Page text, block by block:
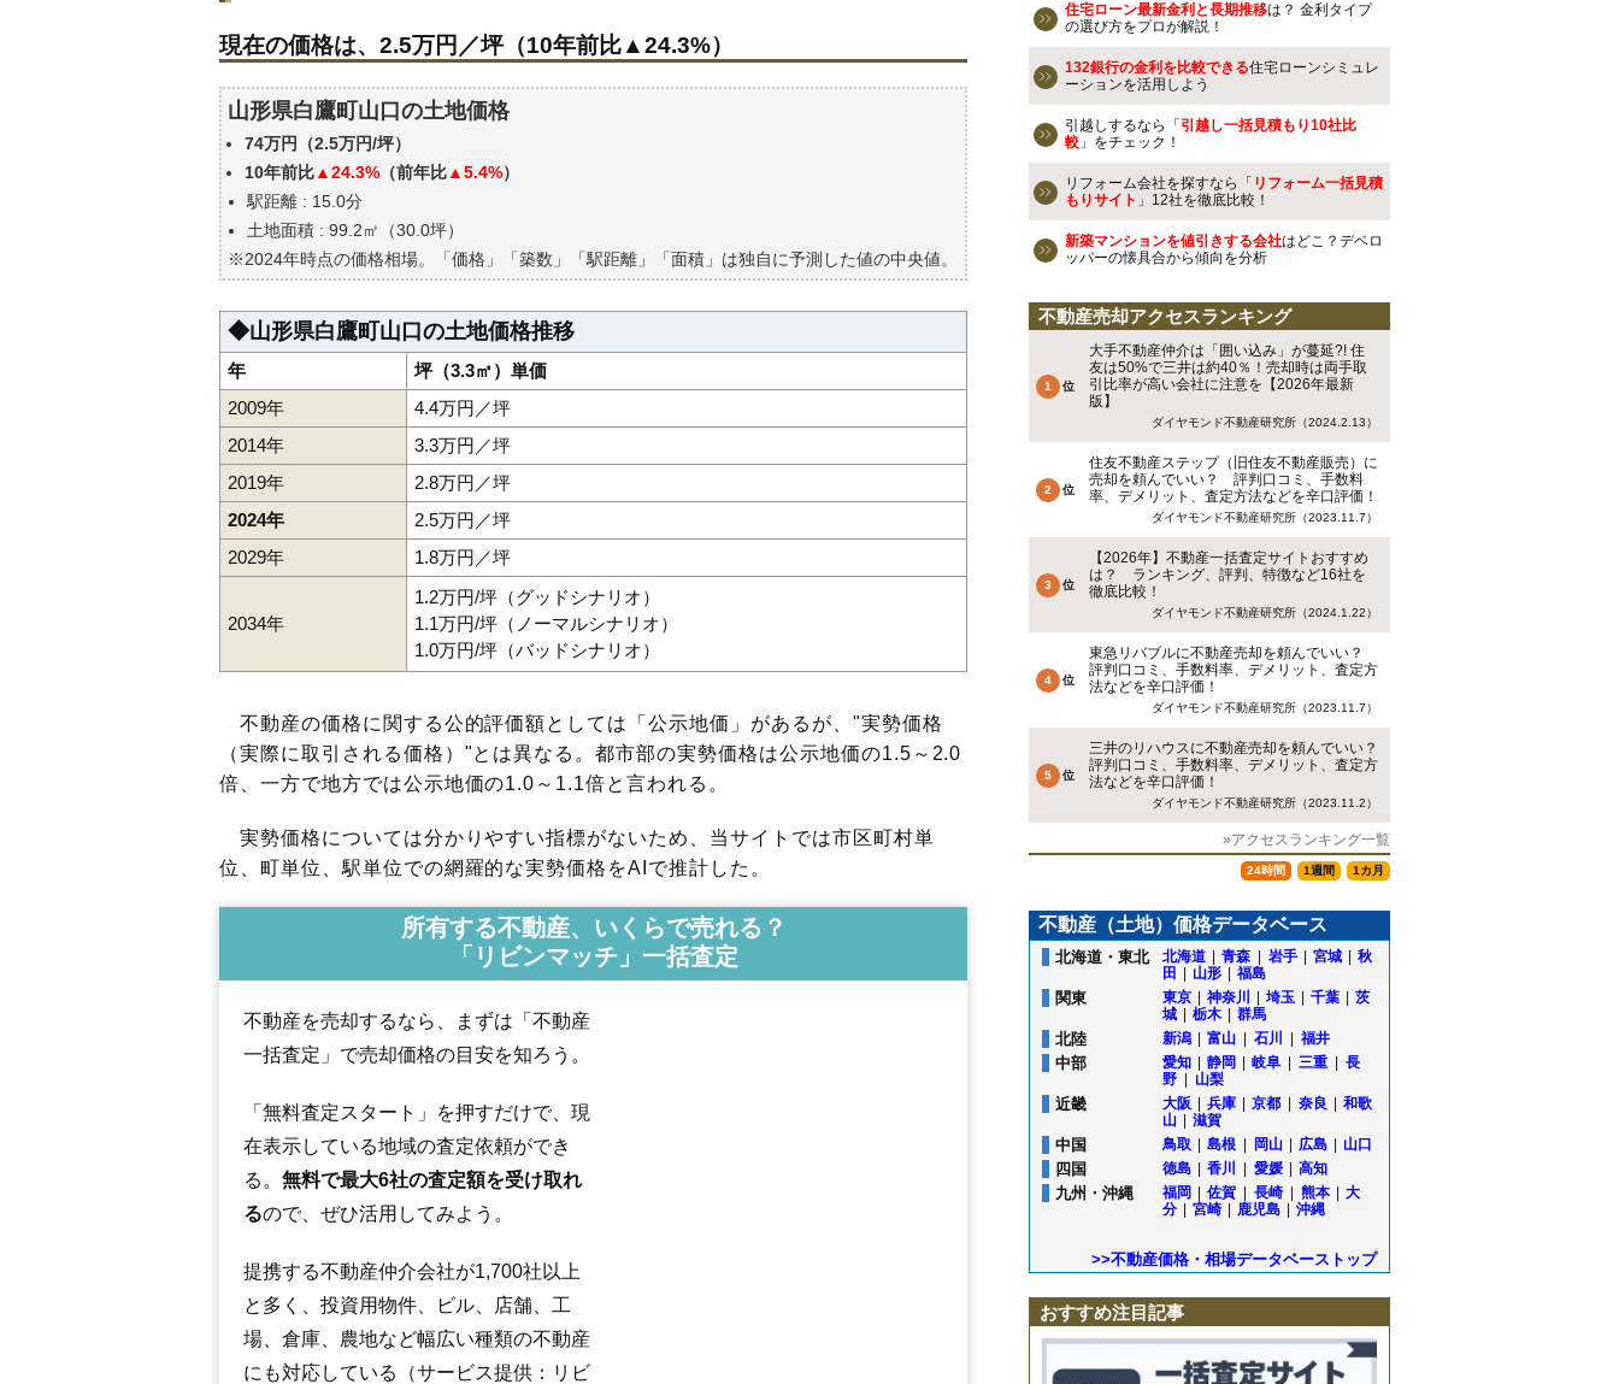
駅からの徒歩距離で価格はどうなる？
山形県白鷹町山口の土地の過去の売買事例
公示地価はいくら
エリアの将来性を人口予想から検討しよう
自分の年収でいくらの不動産が買える？
現在の価格は、2.5万円／坪（10年前比▲24.3%）
山形県白鷹町山口の土地価格
74万円（2.5万円/坪）
10年前比▲24.3% （前年比▲5.4%）
駅距離 : 15.0分
土地面積 : 99.2㎡（30.0坪）
※2024年時点の価格相場。「価格」「築数」「駅距離」「面積」は独自に予測した値の中央値。
◆山形県白鷹町山口の土地価格推移
年
坪（3.3㎡）単価
2009年
4.4万円／坪
2014年
3.3万円／坪
2019年
2.8万円／坪
2024年
2.5万円／坪
2029年
1.8万円／坪
2034年
1.2万円/坪（グッドシナリオ）
1.1万円/坪（ノーマルシナリオ）
1.0万円/坪（バッドシナリオ）
不動産の価格に関する公的評価額としては「公示地価」があるが、"実勢価格
（実際に取引される価格）"とは異なる。都市部の実勢価格は公示地価の1.5～2.0
倍、一方で地方では公示地価の1.0～1.1倍と言われる。
実勢価格については分かりやすい指標がないため、当サイトでは市区町村単
位、町単位、駅単位での網羅的な実勢価格をAIで推計した。
所有する不動産、いくらで売れる？
「リビンマッチ」一括査定
不動産を売却するなら、まずは「不動産
一括査定」で売却価格の目安を知ろう。
「無料査定スタート」を押すだけで、現
在表示している地域の査定依頼ができ
る。 無料で最大6社の査定額を受け取れ
るので、ぜひ活用してみよう。
提携する不動産仲介会社が1,700社以上
と多く、投資用物件、ビル、店舗、工
場、倉庫、農地など幅広い種類の不動産
にも対応している（サービス提供：リビ
浅立鮎貝
蚕桑駅
住宅ローン最新金利と長期推移は？ 金利タイプ
の選び方をプロが解説！
132銀行の金利を比較できる住宅ローンシミュレ
ーションを活用しよう
引越しするなら「 引越し一括見積もり10社比
較 」をチェック！
リフォーム会社を探すなら「 リフォーム一括見積
もりサイト 」12社を徹底比較！
新築マンションを値引きする会社はどこ？デベロ
ッパーの懐具合から傾向を分析
不動産売却アクセスランキング
大手不動産仲介は「囲い込み」が蔓延?! 住
友は50%で三井は約40％！売却時は両手取
引比率が高い会社に注意を【2026年最新
版】
ダイヤモンド不動産研究所（2024.2.13）
住友不動産ステップ（旧住友不動産販売）に
売却を頼んでいい？ 評判口コミ、手数料
率、デメリット、査定方法などを辛口評価！
ダイヤモンド不動産研究所（2023.11.7）
【2026年】不動産一括査定サイトおすすめ
は？ ランキング、評判、特徴など16社を
徹底比較！
ダイヤモンド不動産研究所（2024.1.22）
東急リバブルに不動産売却を頼んでいい？
評判口コミ、手数料率、デメリット、査定方
法などを辛口評価！
ダイヤモンド不動産研究所（2023.11.7）
三井のリハウスに不動産売却を頼んでいい？
評判口コミ、手数料率、デメリット、査定方
法などを辛口評価！
ダイヤモンド不動産研究所（2023.11.2）
»アクセスランキング一覧
24時間 1週間 1カ月
不動産（土地）価格データベース
北海道・東北 北海道 青森 岩手 宮城
秋
田
山形 福島
関東 東京 神奈川 埼玉 千葉
茨
城
栃木 群馬
北陸 新潟 富山 石川 福井
中部 愛知 静岡 岐阜 三重
長
野
山梨
近畿 大阪 兵庫 京都 奈良
和歌
山
滋賀
中国 鳥取 島根 岡山 広島 山口
四国 徳島 香川 愛媛 高知
九州・沖縄 福岡 佐賀 長崎 熊本
大
分
宮崎 鹿児島 沖縄
>>不動産価格・相場データベーストップ
おすすめ注目記事